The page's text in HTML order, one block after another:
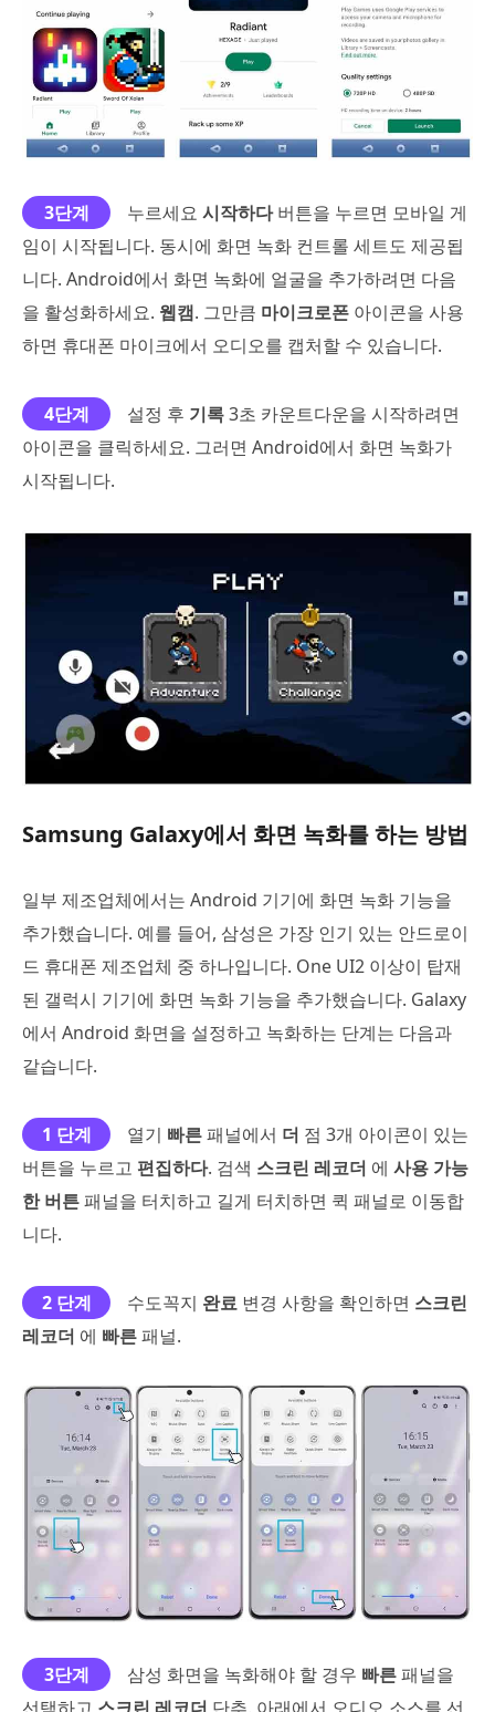
3단계 누르세요 시작하다버튼을 누르면 모바일 게
임이 시작됩니다. 동시에 화면 녹화 컨트롤 세트도 제공됩
니다. Android에서 화면 녹화에 얼굴을 추가하려면 다음
을 활성화하세요. 웹캠. 그만큼 마이크로폰 아이콘을 사용
하면 휴대폰 마이크에서 오디오를 캡처할 수 있습니다.
4단계 설정 후 기록3초 카운트다운을 시작하려면
아이콘을 클릭하세요. 그러면 Android에서 화면 녹화가
시작됩니다.
Samsung Galaxy에서 화면 녹화를 하는 방법
일부 제조업체에서는 Android 기기에 화면 녹화 기능을
추가했습니다. 예를 들어, 삼성은 가장 인기 있는 안드로이
드 휴대폰 제조업체 중 하나입니다. One UI2 이상이 탑재
된 갤럭시 기기에 화면 녹화 기능을 추가했습니다. Galaxy
에서 Android 화면을 설정하고 녹화하는 단계는 다음과
같습니다.
1 단계 열기 빠른패널에서 더 점 3개 아이콘이 있는
버튼을 누르고 편집하다. 검색 스크린 레코더 에 사용 가능
한 버튼패널을 터치하고 길게 터치하면 퀵 패널로 이동합
니다.
2 단계 수도꼭지 완료 변경 사항을 확인하면 스크린
레코더 에 빠른패널.
3단계 삼성 화면을 녹화해야 할 경우 빠른패널을